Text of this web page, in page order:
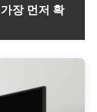
장 먼저 확